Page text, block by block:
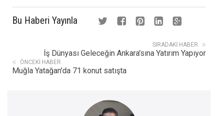
Bu Haberi Yayınla
SIRADAKI HABER
İş Dünyası Geleceğin Ankara'sına Yatırım Yapıyor
ÖNCEKI HABER
Muğla Yatağan'da 71 konut satışta